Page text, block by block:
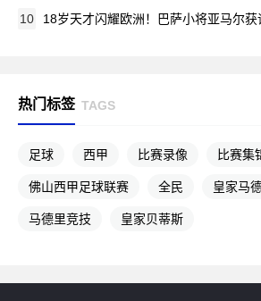
10 18岁天才闪耀欧洲！巴萨小将亚马尔
热门标签 TAGS
足球 西甲 比赛录像 比赛集
佛山西甲足球联赛 全民 皇家马
马德里竞技 皇家贝蒂斯